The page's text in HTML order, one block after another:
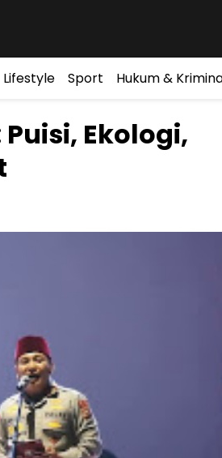
Lifestyle Sport Hukum &
Ekologi,